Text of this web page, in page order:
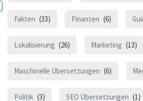
Fakten (33) Finanzen (6)
Lokalisierung (26) Marketing (13)
Maschinelle Übersetzungen (6)
Politik (3) SEO Übersetzungen (1)